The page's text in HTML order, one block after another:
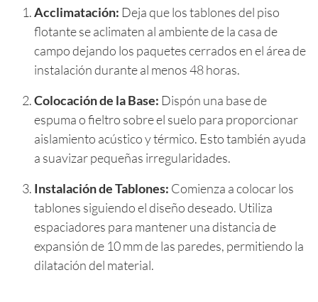
Acclimatación: Deja que los tablones del piso
flotante se aclimaten al ambiente de la casa de
campo dejando los paquetes cerrados en el área de
instalación durante al menos 48 horas.
Colocación de la Base: Dispón una base de
espuma o fieltro sobre el suelo para proporcionar
aislamiento acústico y térmico. Esto también ayuda
a suavizar pequeñas irregularidades.
Instalación de Tablones: Comienza a colocar los
tablones siguiendo el diseño deseado. Utiliza
espaciadores para mantener una distancia de
expansión de 10 mm de las paredes, permitiendo la
dilatación del material.